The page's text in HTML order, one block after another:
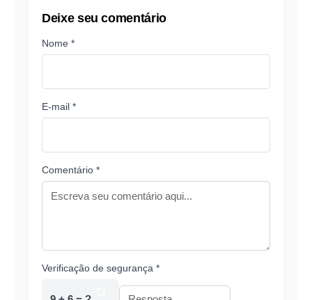
Deixe seu comentário
Nome *
E-mail *
Comentário *
Verificação de segurança *